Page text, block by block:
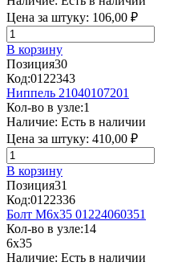
Цена за штуку: 106,00 ₽
В корзину
Позиция30
Код:0122343
Ниппель 21040107201
Кол-во в узле:1
Наличие: Есть в наличии
Цена за штуку: 410,00 ₽
В корзину
Позиция31
Код:0122336
Болт М6х35 01224060351
Кол-во в узле:14
6x35
Наличие: Есть в наличии